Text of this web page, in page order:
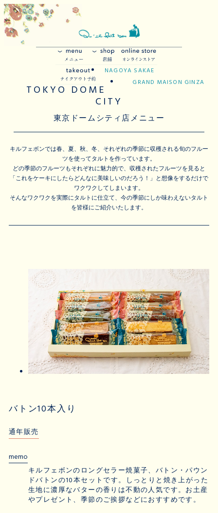
NAGOYA SAKAE
GRAND MAISON GINZA
TOKYO DOME
CITY
東京ドームシティ店メニュー
キルフェボンでは春、夏、秋、冬、それぞれの季節に収穫される旬のフルー
ツを使ってタルトを作っています。
どの季節のフルーツもそれぞれに魅力的で、収穫されたフルーツを見ると
「これをケーキにしたらどんなに美味しいのだろう！」と想像をするだけで
ワクワクしてしまいます。
そんなワクワクを実際にタルトに仕立て、今の季節にしか味わえないタルト
を皆様にご紹介いたします。
バトン10本入り
通年販売
memo
キルフェボンのロングセラー焼菓子、バトン・パウン
ドバトンの10本セットです。しっとりと焼き上がった
生地に濃厚なバターの香りは不動の人気です。お土産
やプレゼント、季節のご挨拶などにおすすめです。